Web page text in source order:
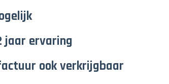
jaar ervaring
ook verkrijgbaar